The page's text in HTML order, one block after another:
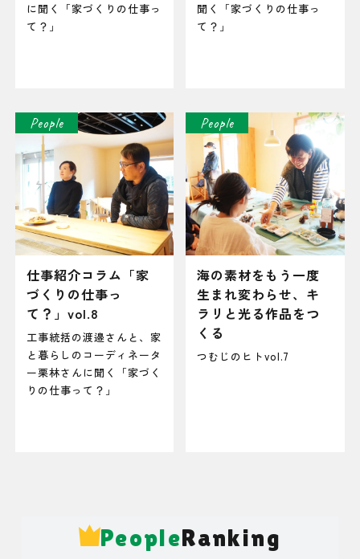
に聞く「家づくりの仕事っ
て？」
聞く「家づくりの仕事っ
て？」
People
仕事紹介コラム「家
づくりの仕事っ
て？」vol.8
工事統括の渡邉さんと、家
と暮らしのコーディネータ
ー栗林さんに聞く「家づく
りの仕事って？」
People
海の素材をもう一度
生まれ変わらせ、キ
ラリと光る作品をつ
くる
つむじのヒトvol.7
PeopleRanking